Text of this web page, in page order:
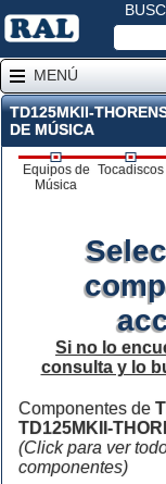
MENÚ
TD125MKII-
DE MÚSICA
Equipos de
Música
Tocadiscos
Si no lo
consulta y lo
Componentes de
TD125MKII-
(Click para ver
componentes)